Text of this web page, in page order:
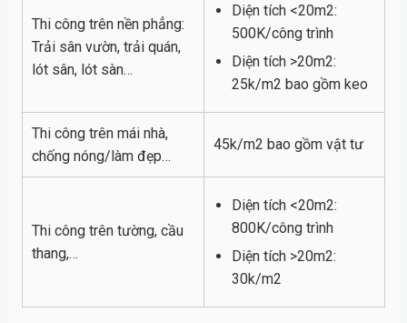
Thi công trên nền phẳng:
Trải sân vườn, trải quán,
lót sân, lót sàn…
Diện tích <20m2:
500K/công trình
Diện tích >20m2:
25k/m2 bao gồm keo
Thi công trên mái nhà,
chống nóng/làm đẹp…
45k/m2 bao gồm vật tư
Thi công trên tường, cầu
thang,…
Diện tích <20m2:
800K/công trình
Diện tích >20m2:
30k/m2